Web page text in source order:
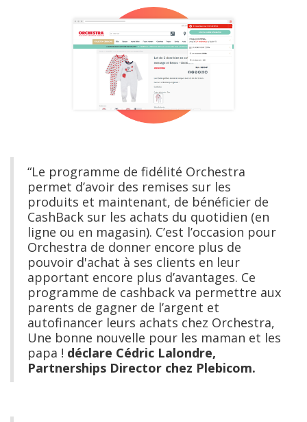
“Le programme de fidélité Orchestra
permet d’avoir des remises sur les
produits et maintenant, de bénéficier de
CashBack sur les achats du quotidien (en
ligne ou en magasin). C’est l’occasion pour
Orchestra de donner encore plus de
pouvoir d'achat à ses clients en leur
apportant encore plus d’avantages. Ce
programme de cashback va permettre aux
parents de gagner de l’argent et
autofinancer leurs achats chez Orchestra,
Une bonne nouvelle pour les maman et les
papa ! déclare Cédric Lalondre,
Partnerships Director chez Plebicom.